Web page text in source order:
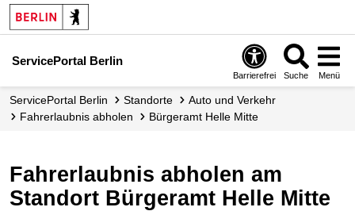
ServicePortal Berlin
Barrierefrei Suche Menü
ServicePortal Berlin Standorte
Auto und Verkehr
Fahrerlaubnis abholen
Bürgeramt Helle Mitte
Fahrerlaubnis abholen am
Standort Bürgeramt Helle Mitte